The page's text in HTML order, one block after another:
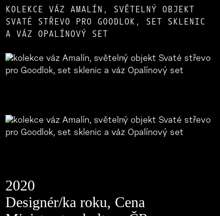
KOLEKCE VÁZ AMALÍN, SVĚTELNÝ OBJEKT
SVATÉ STŘEVO PRO GOODLOK, SET SKLENIC
A VÁZ OPALÍNOVÝ SET
2020
Designér/ka roku, Cena